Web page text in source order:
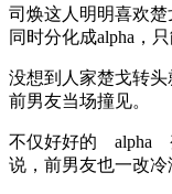
司焕这人明明喜欢
同时分化成alpha，
没想到人家楚戈转
前男友当场撞见。
不仅好好的 alpha
说，前男友也一改冷